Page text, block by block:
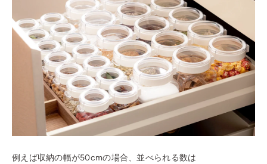
例えば収納の幅が50cmの場合、並べられる数は